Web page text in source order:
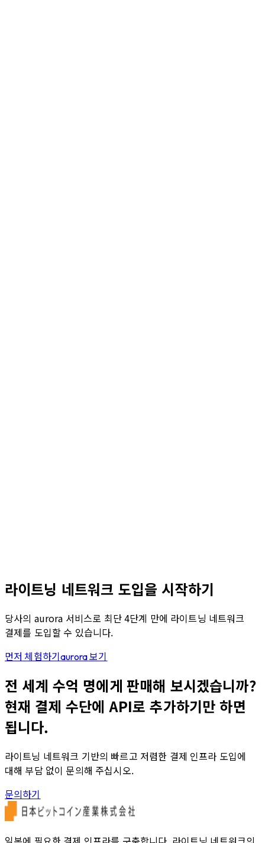
라이트닝 네트워크 도입을 시작하기
당사의 aurora 서비스로 최단 4단계 만에 라이트닝 네트워크
결제를 도입할 수 있습니다.
먼저 체험하기aurora 보기
전 세계 수억 명에게 판매해 보시겠습니까?
현재 결제 수단에 API로 추가하기만 하면
됩니다.
라이트닝 네트워크 기반의 빠르고 저렴한 결제 인프라 도입에
대해 부담 없이 문의해 주십시오.
문의하기